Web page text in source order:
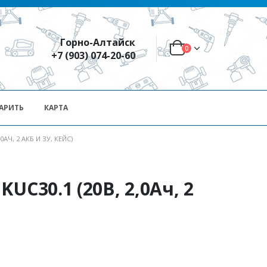
Горно-Алтайск
+7 (903) 074-20-60
0
КАРТА
2 АКБ И ЗУ, КЕЙС)
(20В, 2,0Ач, 2